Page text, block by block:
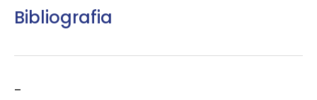
Bibliografia
–